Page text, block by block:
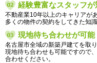
経験豊富なスタッフが
不動産業10年以上のキャリアが
多くの物件の契約をしてきた知
現地待ち合わせが可能
名古屋市全域の新築戸建てを取
現地待ち合わせも可能ですので
合わせください。